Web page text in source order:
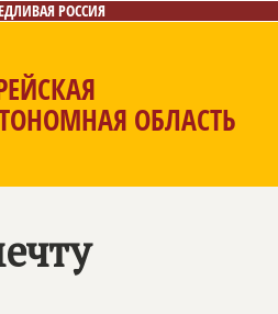
РОССИЯ
ОБЛАСТЬ